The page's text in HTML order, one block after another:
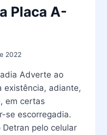
Placa A-
2022
Adverte ao
existência, adiante,
em certas
se escorregadia.
pelo celular